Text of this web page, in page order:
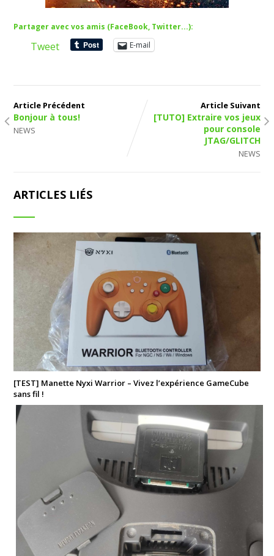
Partager avec vos amis (FaceBook, Twitter...):
Tweet E-mail
Article Précédent
Bonjour à tous!
NEWS
Article Suivant
[TUTO] Extraire vos jeux
pour console
JTAG/GLITCH
NEWS
ARTICLES LIÉS
[TEST] Manette Nyxi Warrior – Vivez l’expérience GameCube
sans fil !